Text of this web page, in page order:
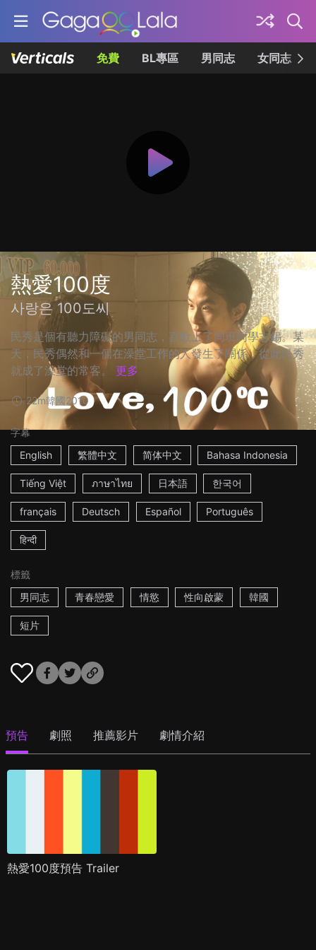
免費 BL專區 男同志 女同志
熱愛100度
사랑은 100도씨
民秀是個有聽力障礙的男同志，喜歡上了同班同學志錫。某
天，民秀偶然和一個在澡堂工作的人發生了關係，從此民秀
就成了澡堂的常客。
更多
22m韓國2010
字幕
English
繁體中文 简体中文 Bahasa Indonesia
Tiếng Việt ภาษาไทย 日本語 한국어
français Deutsch Español Português
हिन्दी
標籤
男同志
青春戀愛 情慾 性向啟蒙 韓國
短片
預告 劇照 推薦影片 劇情介紹
熱愛100度預告 Trailer